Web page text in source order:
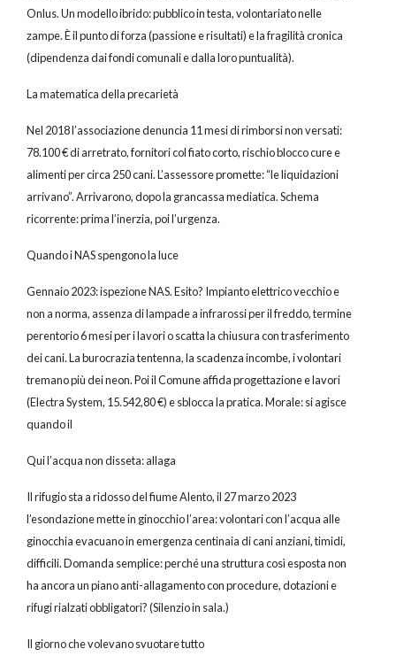
Onlus. Un modello ibrido: pubblico in testa, volontariato nelle
zampe. È il punto di forza (passione e risultati) e la fragilità cronica
(dipendenza dai fondi comunali e dalla loro puntualità).
La matematica della precarietà
Nel 2018 l’associazione denuncia 11 mesi di rimborsi non versati:
78.100 € di arretrato, fornitori col fiato corto, rischio blocco cure e
alimenti per circa 250 cani. L’assessore promette: “le liquidazioni
arrivano”. Arrivarono, dopo la grancassa mediatica. Schema
ricorrente: prima l’inerzia, poi l’urgenza.
Quando i NAS spengono la luce
Gennaio 2023: ispezione NAS. Esito? Impianto elettrico vecchio e
non a norma, assenza di lampade a infrarossi per il freddo, termine
perentorio 6 mesi per i lavori o scatta la chiusura con trasferimento
dei cani. La burocrazia tentenna, la scadenza incombe, i volontari
tremano più dei neon. Poi il Comune affida progettazione e lavori
(Electra System, 15.542,80 €) e sblocca la pratica. Morale: si agisce
quando il
Qui l’acqua non disseta: allaga
Il rifugio sta a ridosso del fiume Alento, il 27 marzo 2023
l’esondazione mette in ginocchio l’area: volontari con l’acqua alle
ginocchia evacuano in emergenza centinaia di cani anziani, timidi,
difficili. Domanda semplice: perché una struttura così esposta non
ha ancora un piano anti-allagamento con procedure, dotazioni e
rifugi rialzati obbligatori? (Silenzio in sala.)
Il giorno che volevano svuotare tutto